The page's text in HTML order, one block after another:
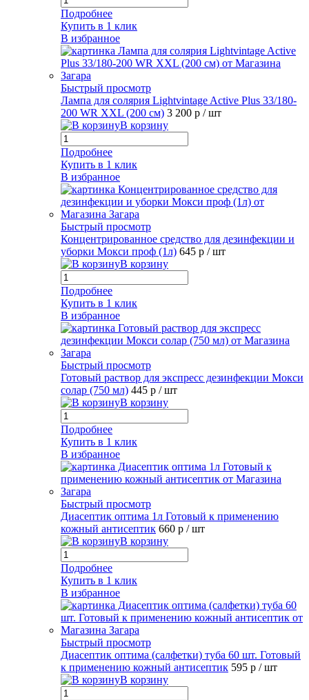
Подробнее
Купить в 1 клик
В избранное
Быстрый просмотр
Лампа для солярия Lightvintage Active Plus 33/180-
200 WR XXL (200 см) 3 200 р / шт
В корзину
Подробнее
Купить в 1 клик
В избранное
Быстрый просмотр
Концентрированное средство для дезинфекции и
уборки Мокси проф (1л) 645 р / шт
В корзину
Подробнее
Купить в 1 клик
В избранное
Быстрый просмотр
Готовый раствор для экспресс дезинфекции Мокси
солар (750 мл) 445 р / шт
В корзину
Подробнее
Купить в 1 клик
В избранное
Быстрый просмотр
Диасептик оптима 1л Готовый к применению
кожный антисептик 660 р / шт
В корзину
Подробнее
Купить в 1 клик
В избранное
Быстрый просмотр
Диасептик оптима (салфетки) туба 60 шт. Готовый
к применению кожный антисептик 595 р / шт
В корзину